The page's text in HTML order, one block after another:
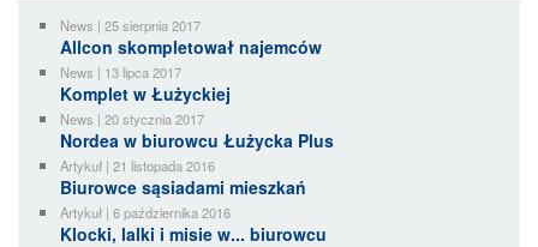
News | 25 sierpnia 2017
Allcon skompletował najemców
News | 13 lipca 2017
Komplet w Łużyckiej
News | 20 stycznia 2017
Nordea w biurowcu Łużycka Plus
Artykuł | 21 listopada 2016
Biurowce sąsiadami mieszkań
Artykuł | 6 października 2016
Klocki, lalki i misie w... biurowcu